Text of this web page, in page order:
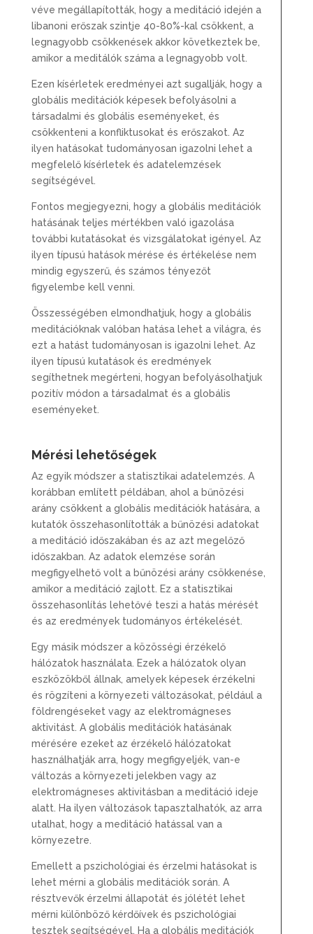
véve megállapították, hogy a meditáció idején a
libanoni erőszak szintje 40-80%-kal csökkent, a
legnagyobb csökkenések akkor következtek be,
amikor a meditálók száma a legnagyobb volt.
Ezen kísérletek eredményei azt sugallják, hogy a
globális meditációk képesek befolyásolni a
társadalmi és globális eseményeket, és
csökkenteni a konfliktusokat és erőszakot. Az
ilyen hatásokat tudományosan igazolni lehet a
megfelelő kísérletek és adatelemzések
segítségével.
Fontos megjegyezni, hogy a globális meditációk
hatásának teljes mértékben való igazolása
további kutatásokat és vizsgálatokat igényel. Az
ilyen típusú hatások mérése és értékelése nem
mindig egyszerű, és számos tényezőt
figyelembe kell venni.
Összességében elmondhatjuk, hogy a globális
meditációknak valóban hatása lehet a világra, és
ezt a hatást tudományosan is igazolni lehet. Az
ilyen típusú kutatások és eredmények
segíthetnek megérteni, hogyan befolyásolhatjuk
pozitív módon a társadalmat és a globális
eseményeket.
Mérési lehetőségek
Az egyik módszer a statisztikai adatelemzés. A
korábban említett példában, ahol a bűnözési
arány csökkent a globális meditációk hatására, a
kutatók összehasonlították a bűnözési adatokat
a meditáció időszakában és az azt megelőző
időszakban. Az adatok elemzése során
megfigyelhető volt a bűnözési arány csökkenése,
amikor a meditáció zajlott. Ez a statisztikai
összehasonlítás lehetővé teszi a hatás mérését
és az eredmények tudományos értékelését.
Egy másik módszer a közösségi érzékelő
hálózatok használata. Ezek a hálózatok olyan
eszközökből állnak, amelyek képesek érzékelni
és rögzíteni a környezeti változásokat, például a
földrengéseket vagy az elektromágneses
aktivitást. A globális meditációk hatásának
mérésére ezeket az érzékelő hálózatokat
használhatják arra, hogy megfigyeljék, van-e
változás a környezeti jelekben vagy az
elektromágneses aktivitásban a meditáció ideje
alatt. Ha ilyen változások tapasztalhatók, az arra
utalhat, hogy a meditáció hatással van a
környezetre.
Emellett a pszichológiai és érzelmi hatásokat is
lehet mérni a globális meditációk során. A
résztvevők érzelmi állapotát és jólétét lehet
mérni különböző kérdőívek és pszichológiai
tesztek segítségével. Ha a globális meditációk